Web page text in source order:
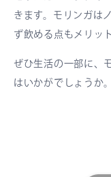
きます。モリンガは
ず飲める点もメリット
ぜひ生活の一部に、
はいかがでしょうか。